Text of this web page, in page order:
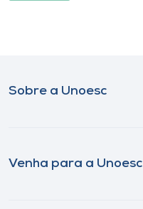
Sobre a Unoesc
Venha para a Unoesc